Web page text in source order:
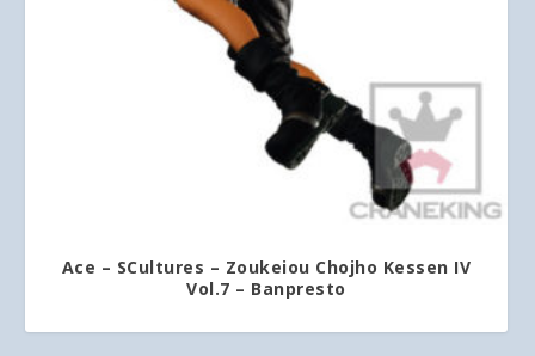
Ace – SCultures – Zoukeiou Chojho Kessen IV
Vol.7 – Banpresto